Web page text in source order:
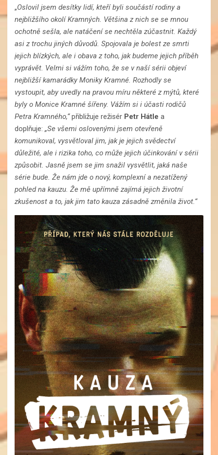
„Oslovil jsem desítky lidí, kteří byli součástí rodiny a
nejbližšího okolí Kramných. Většina z nich se se mnou
ochotně sešla, ale natáčení se nechtěla zúčastnit. Každý
asi z trochu jiných důvodů. Spojovala je bolest ze smrti
jejich blízkých, ale i obava z toho, jak budeme jejich příběh
vyprávět. Velmi si vážím toho, že se v naší sérii objeví
nejbližší kamarádky Moniky Kramné. Rozhodly se
vystoupit, aby uvedly na pravou míru některé z mýtů, které
byly o Monice Kramné šířeny. Vážím si i účasti rodičů
Petra Kramného,“přibližuje režisér Petr Hátle a
doplňuje: „Se všemi oslovenými jsem otevřeně
komunikoval, vysvětloval jim, jak je jejich svědectví
důležité, ale i rizika toho, co může jejich účinkování v sérii
způsobit. Jasně jsem se jim snažil vysvětlit, jaká naše
série bude. Že nám jde o nový, komplexní a nezatížený
pohled na kauzu. Že mě upřímně zajímá jejich životní
zkušenost a to, jak jim tato kauza zásadně změnila život.“